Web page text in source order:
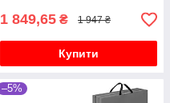
1 849,65 ₴ 1 947 ₴
Купити
–5%